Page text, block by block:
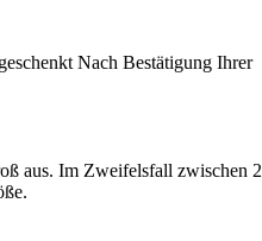
Nach Bestätigung Ihrer
aus. Im Zweifelsfall zwischen 2